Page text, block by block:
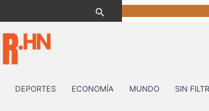
Buscar
DEPORTES ECONOMÍA MUNDO SIN